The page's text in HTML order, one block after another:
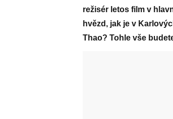
režisér letos film v
hvězd, jak je v
Thao? Tohle vše